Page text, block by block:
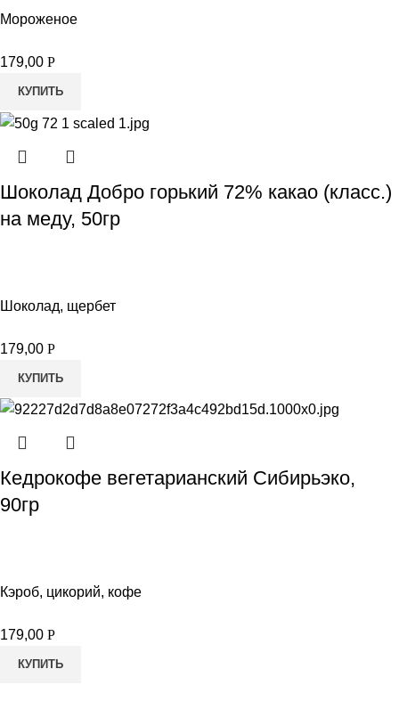
Мороженое
179,00 Р
КУПИТЬ
Шоколад Добро горький 72% какао (класс.)
на меду, 50гр
Шоколад, щербет
179,00 Р
КУПИТЬ
Кедрокофе вегетарианский Сибирьэко,
90гр
Кэроб, цикорий, кофе
179,00 Р
КУПИТЬ